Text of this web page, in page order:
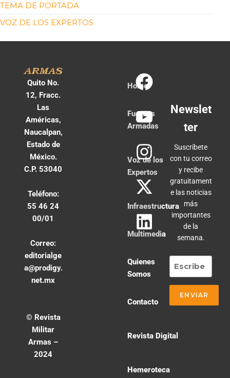
TEMA DE PORTADA
VOZ DE LOS EXPERTOS
Quito No.
12, Fracc.
Las
Américas,
Naucalpan,
Estado de
México.
C.P. 53040
Teléfono:
55 46 24
00/01
Correo:
editorialge
a@prodigy.
net.mx
© Revista
Militar
Armas –
2024
Home
Fuerzas
Armadas
Voz de los
Expertos
Infraestructura
Multimedia
Quienes
Somos
Contacto
Revista Digital
Hemeroteca
Newslet
ter
Suscríbete
con tu correo
y recibe
gratuitament
e las noticias
más
importantes
de la
semana.